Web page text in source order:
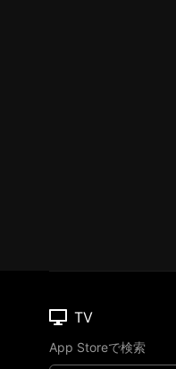
TV
App Storeで検索